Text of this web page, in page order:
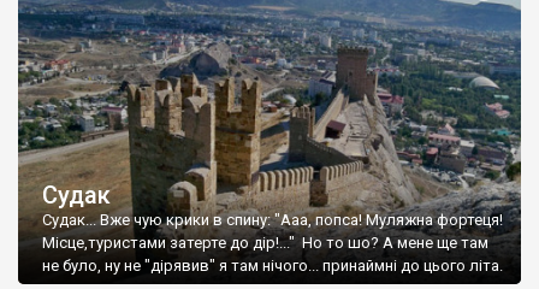
Судак
Судак... Вже чую крики в спину: "Ааа, попса! Муляжна фортеця!
Місце,туристами затерте до дір!..." Но то шо? А мене ще там
не було, ну не "дірявив" я там нічого... принаймні до цього літа.